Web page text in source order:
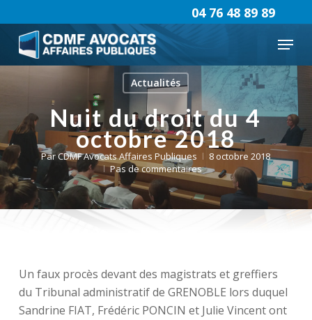
to
main
content
Menu
04 76 48 89 89
Actualités
Nuit du droit du 4
octobre 2018
ParCDMF Avocats Affaires Publiques
8 octobre 2018
Pas de commentaires
Un faux procès devant des magistrats et greffiers
du Tribunal administratif de GRENOBLE lors duquel
Sandrine FIAT, Frédéric PONCIN et Julie Vincent ont